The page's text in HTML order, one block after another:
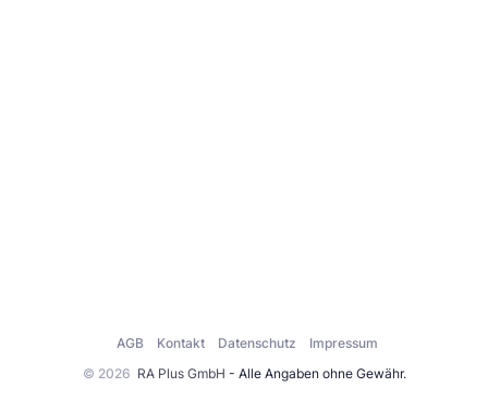
© 2026 RA Plus GmbH - Alle Angaben ohne Gewähr.
AGB Kontakt Datenschutz Impressum